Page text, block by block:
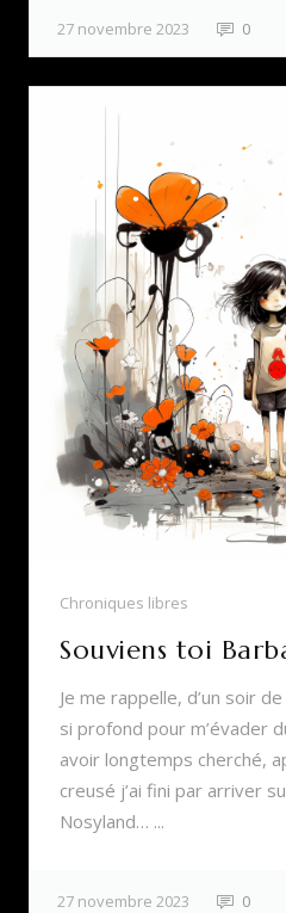
27 novembre 2023 0
Chroniques libres
Souviens toi
Je me rappelle, d’un soir
si profond pour m’évader
avoir longtemps cherché,
creusé j’ai fini par arriver
Nosyland… ...
27 novembre 2023 0